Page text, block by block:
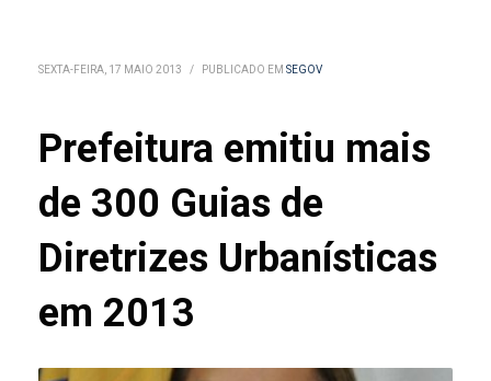
SEXTA-FEIRA, 17 MAIO 2013 / PUBLICADO EM SEGOV
Prefeitura emitiu mais
de 300 Guias de
Diretrizes Urbanísticas
em 2013